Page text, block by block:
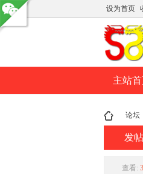
设为首页
主站
论坛
›
发帖
查看: